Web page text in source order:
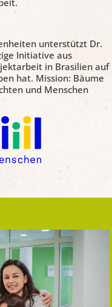
unterstützt Dr.
Initiative aus
in Brasilien auf
hat. Mission: Bäume
und Menschen